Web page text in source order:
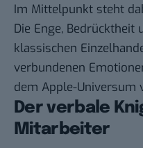
Im Mittelpunkt steht
Die Enge, Bedrücktheit
klassischen
verbundenen
dem Apple-Universum
Der verbale
Mitarbeiter